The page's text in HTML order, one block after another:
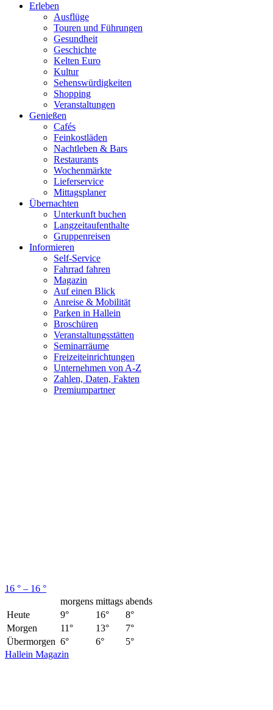
Erleben
Ausflüge
Touren und Führungen
Gesundheit
Geschichte
Kelten Euro
Kultur
Sehenswürdigkeiten
Shopping
Veranstaltungen
Genießen
Cafés
Feinkostläden
Nachtleben & Bars
Restaurants
Wochenmärkte
Lieferservice
Mittagsplaner
Übernachten
Unterkunft buchen
Langzeitaufenthalte
Gruppenreisen
Informieren
Self-Service
Fahrrad fahren
Magazin
Auf einen Blick
Anreise & Mobilität
Parken in Hallein
Broschüren
Veranstaltungsstätten
Seminarräume
Freizeiteinrichtungen
Unternehmen von A-Z
Zahlen, Daten, Fakten
Premiumpartner
16 ° – 16 °
morgens mittags abends
Heute
9° 16°
8°
Morgen
11° 13°
7°
Übermorgen 6° 6°
5°
Hallein Magazin